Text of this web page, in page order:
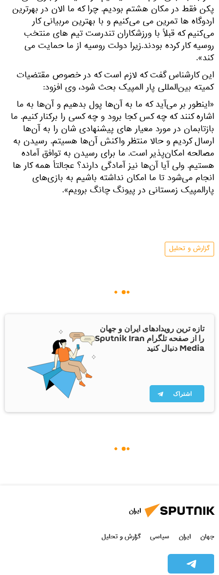
پکن فقط در مکان هشتم بودیم. چرا که ما الان در بهرترین
اردوگاه ها تمرین می می‌کنیم و با بهترین مربیانی کار
می‌کنیم که قبلاً با ورزشکاران تندرست تیم های منتخب
روسیه کار کرده بودند.زیرا دولت روسیه از ما حمایت می
کند».
این کارشناس گفت که لازم است که در خصوص مقتضیات
کمیته بین‌المللی پار المپیک بحث شود، وی افزود:
«اینطور بر می‌آید که ما به آن‌ها پول بدهیم و آن‌ها به ما
اشاره کنند که چه کس کجا برود و چه کسی را برکنار کنیم. ما
بازتابمان در مورد معیار های پیشنهادی شان را به آن‌ها
ارسال کردیم و حالا منتظر واکنش آن‌ها هسیتم. رسیدن به
مصالحه امکان‌پذیر است. ما برای رسیدن به توافق آماده
هستیم. ولی آیا آن‌ها نیز آمادگی دارند؟ عجالتاً همه کار ها
انجام می‌شود تا ما امکان نداشته باشیم به بازی‌های
پارالمپیک زمستانی در پیونگ چانگ برویم».
گزارش و تحلیل
تازه ترین رویدادهای ایران و جهان
را از صفحه تلگرام Sputnik Iran
Media دنبال کنید
اشتراک
ایران
جهان ایران سیاسی گزارش و تحلیل